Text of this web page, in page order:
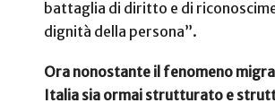
battaglia di diritto e di
dignità della persona”.
Ora nonostante il fenomeno
Italia sia ormai strutturato e